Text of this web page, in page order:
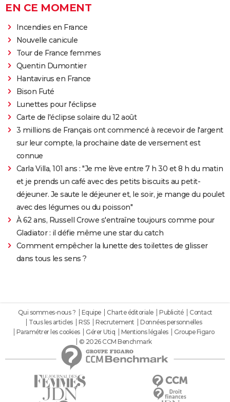
EN CE MOMENT
Incendies en France
Nouvelle canicule
Tour de France femmes
Quentin Dumontier
Hantavirus en France
Bison Futé
Lunettes pour l'éclipse
Carte de l'éclipse solaire du 12 août
3 millions de Français ont commencé à recevoir de l'argent
sur leur compte, la prochaine date de versement est
connue
Carla Villa, 101 ans : "Je me lève entre 7 h 30 et 8 h du matin
et je prends un café avec des petits biscuits au petit-
déjeuner. Je saute le déjeuner et, le soir, je mange du poulet
avec des légumes ou du poisson"
À 62 ans, Russell Crowe s'entraîne toujours comme pour
Gladiator : il défie même une star du catch
Comment empêcher la lunette des toilettes de glisser
dans tous les sens ?
Qui sommes-nous ? Equipe Charte éditoriale Publicité
Contact
Tous les articles
RSS Recrutement
Données personnelles
Paramétrer les cookies
Gérer Utiq Mentions légales
Groupe Figaro
© 2026 CCM Benchmark